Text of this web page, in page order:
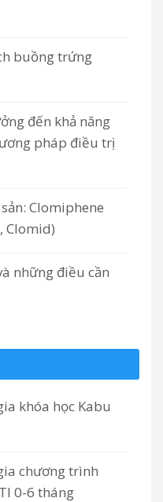
buồng trứng
đến khả năng
pháp điều trị
Clomiphene
Clomid)
những điều cần
khóa học Kabu
chương trình
0-6 tháng